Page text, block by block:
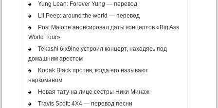
Yung Lean: Forever Yung — перевод
Lil Peep: around the world — перевод
Post Malone анонсировал даты концертов «Big Ass
World Tour»
Tekashi 6ix9ine устроил концерт, находясь под
домашним арестом
Kodak Black против, когда его называют
наркоманом
Новая тату на лице сестры Ники Минаж
Travis Scott: 4X4 — перевод песни